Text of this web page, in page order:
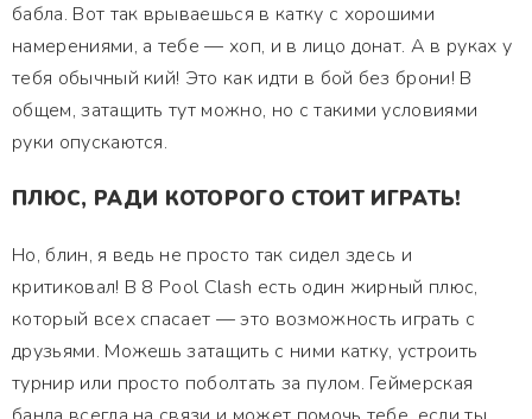
бабла. Вот так врываешься в катку с хорошими
намерениями, а тебе — хоп, и в лицо донат. А в руках у
тебя обычный кий! Это как идти в бой без брони! В
общем, затащить тут можно, но с такими условиями
руки опускаются.
ПЛЮС, РАДИ КОТОРОГО СТОИТ ИГРАТЬ!
Но, блин, я ведь не просто так сидел здесь и
критиковал! В 8 Pool Clash есть один жирный плюс,
который всех спасает — это возможность играть с
друзьями. Можешь затащить с ними катку, устроить
турнир или просто поболтать за пулом. Геймерская